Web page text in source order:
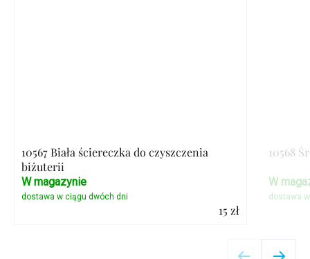
10567 Biała ściereczka do czyszczenia
biżuterii
15 zł
W magazynie
10568
W